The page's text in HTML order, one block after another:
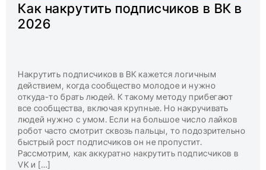
Как накрутить подписчиков в ВК в
2026
Накрутить подписчиков в ВК кажется логичным
действием, когда сообщество молодое и нужно
откуда-то брать людей. К такому методу прибегают
все сообщества, включая крупные. Но накручивать
людей нужно с умом. Если на большое число лайков
робот часто смотрит сквозь пальцы, то подозрительно
быстрый рост подписчиков он не пропустит.
Рассмотрим, как аккуратно накрутить подписчиков в
VK и […]